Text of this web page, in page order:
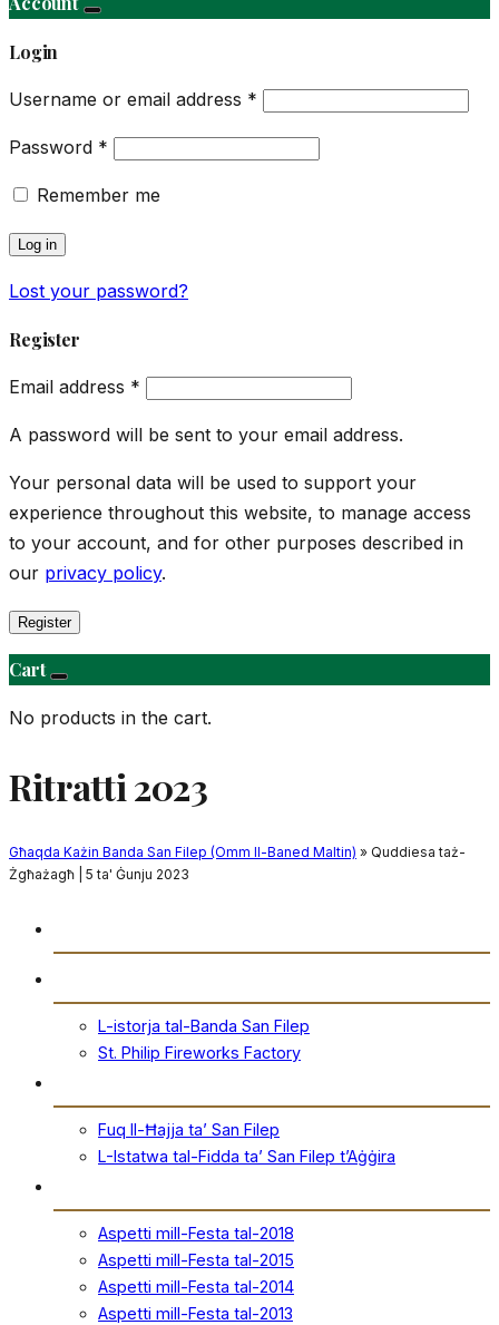
Login
Username or email address *
Password *
Remember me
Log in
Lost your password?
Register
Email address *
A password will be sent to your email address.
Your personal data will be used to support your
experience throughout this website, to manage access
to your account, and for other purposes described in
our privacy policy.
Register
Cart
No products in the cart.
Ritratti 2023
Għaqda Każin Banda San Filep (Omm Il-Baned Maltin) » Quddiesa taż-
Żgħażagħ | 5 ta' Ġunju 2023
L-istorja tal-Banda San Filep
St. Philip Fireworks Factory
Fuq Il-Ħajja ta’ San Filep
L-Istatwa tal-Fidda ta’ San Filep t’Aġġira
Aspetti mill-Festa tal-2018
Aspetti mill-Festa tal-2015
Aspetti mill-Festa tal-2014
Aspetti mill-Festa tal-2013